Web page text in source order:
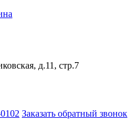
д.11, стр.7
Заказать обратный звонок